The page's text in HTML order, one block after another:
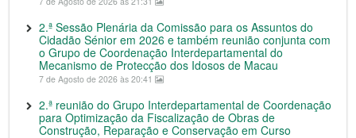
2.ª Sessão Plenária da Comissão para os Assuntos do
Cidadão Sénior em 2026 e também reunião conjunta com
o Grupo de Coordenação Interdepartamental do
Mecanismo de Protecção dos Idosos de Macau
7 de Agosto de 2026 às 20:41
2.ª reunião do Grupo Interdepartamental de Coordenação
para Optimização da Fiscalização de Obras de
Construção, Reparação e Conservação em Curso